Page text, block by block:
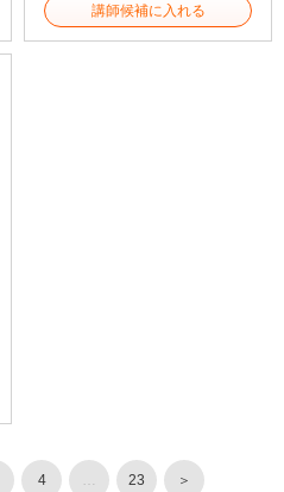
講師候補に入れる
4 23 ＞